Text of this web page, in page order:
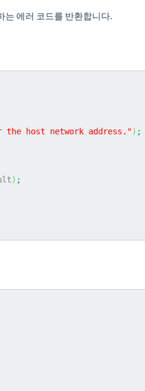
는 에러 코드를 반환합니다.
the host network address.") ;
) ;